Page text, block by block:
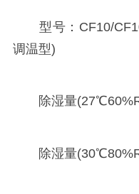
型号：CF10/
调温型)
除湿量
除湿量